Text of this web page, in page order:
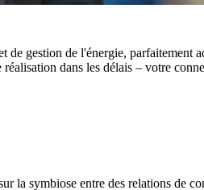
gestion de l'énergie, parfaitement
dans les délais – votre
la symbiose entre des relations de